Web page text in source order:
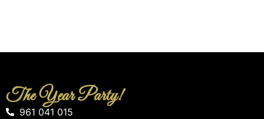
The Year Party!
961 041 015